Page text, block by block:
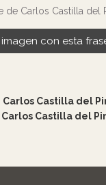
Carlos Castilla del
imagen con esta
Carlos Castilla del
Carlos Castilla del